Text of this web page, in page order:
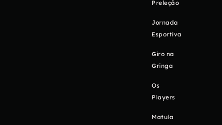
Preleção
Jornada
Esportiva
Giro na
Gringa
Os
Players
Matula